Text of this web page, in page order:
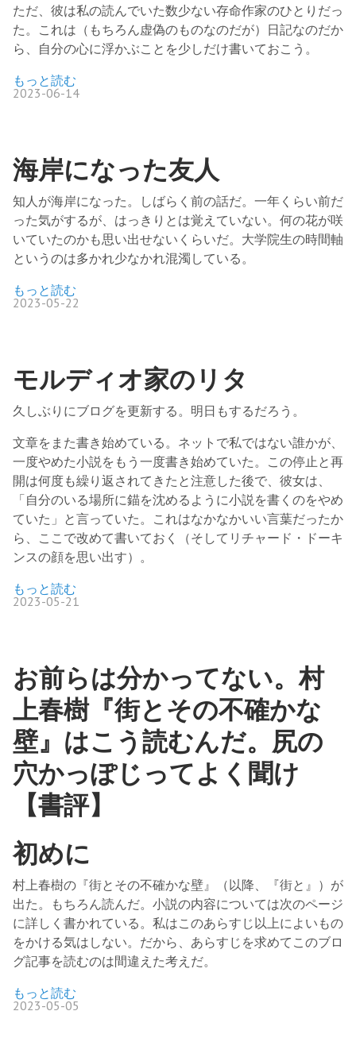
ただ、彼は私の読んでいた数少ない存命作家のひとりだっ
た。これは（もちろん虚偽のものなのだが）日記なのだか
ら、自分の心に浮かぶことを少しだけ書いておこう。
もっと読む
2023-06-14
海岸になった友人
知人が海岸になった。しばらく前の話だ。一年くらい前だ
った気がするが、はっきりとは覚えていない。何の花が咲
いていたのかも思い出せないくらいだ。大学院生の時間軸
というのは多かれ少なかれ混濁している。
もっと読む
2023-05-22
モルディオ家のリタ
久しぶりにブログを更新する。明日もするだろう。
文章をまた書き始めている。ネットで私ではない誰かが、
一度やめた小説をもう一度書き始めていた。この停止と再
開は何度も繰り返されてきたと注意した後で、彼女は、
「自分のいる場所に錨を沈めるように小説を書くのをやめ
ていた」と言っていた。これはなかなかいい言葉だったか
ら、ここで改めて書いておく（そしてリチャード・ドーキ
ンスの顔を思い出す）。
もっと読む
2023-05-21
お前らは分かってない。村
上春樹『街とその不確かな
壁』はこう読むんだ。尻の
穴かっぽじってよく聞け
【書評】
初めに
村上春樹の『街とその不確かな壁』（以降、『街と』）が
出た。もちろん読んだ。小説の内容については次のページ
に詳しく書かれている。私はこのあらすじ以上によいもの
をかける気はしない。だから、あらすじを求めてこのブロ
グ記事を読むのは間違えた考えだ。
もっと読む
2023-05-05